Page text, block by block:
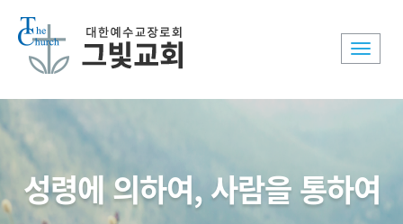
Toggle
성령에 의하여, 사람을 통하여